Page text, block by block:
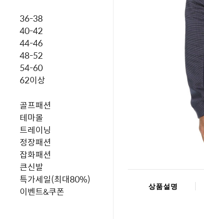
36-38
40-42
44-46
48-52
54-60
62이상
골프패션
테마몰
트레이닝
정장패션
잡화패션
큰신발
특가세일(최대80%)
이벤트&쿠폰
상품설명